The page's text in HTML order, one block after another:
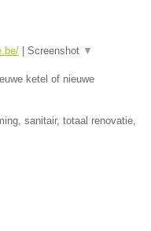
Screenshot ▼
ketel of nieuwe
sanitair, totaal renovatie,